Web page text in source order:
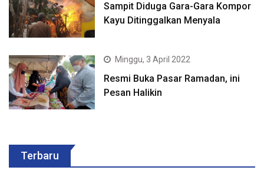
Sampit Diduga Gara-Gara Kompor
Kayu Ditinggalkan Menyala
Minggu, 3 April 2022
Resmi Buka Pasar Ramadan, ini
Pesan Halikin
Terbaru